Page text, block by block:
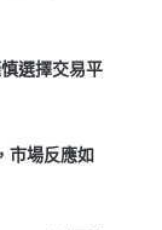
選擇交易平
市場反應如